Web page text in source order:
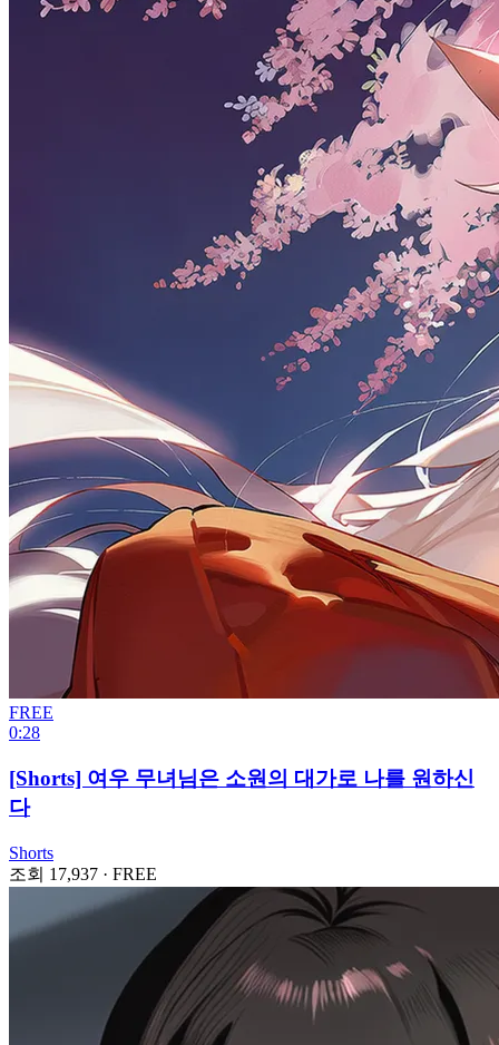
FREE
0:28
[Shorts] 여우 무녀님은 소원의 대가로 나를 원하신
다
Shorts
조회 17,937 · FREE